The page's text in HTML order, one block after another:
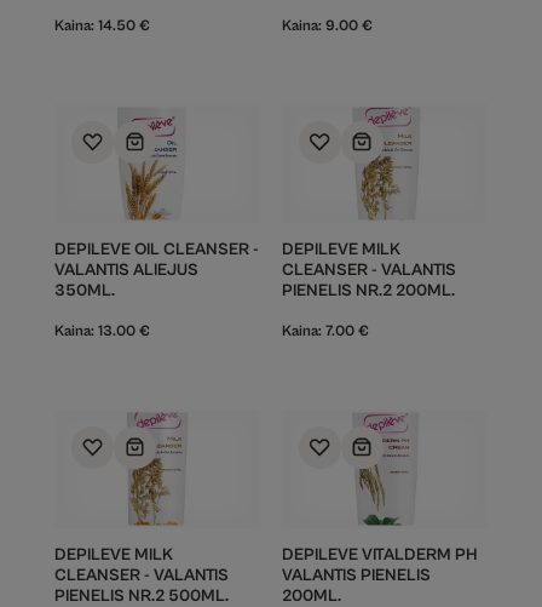
Kaina: 14.50 € Kaina: 9.00 €
DEPILEVE OIL CLEANSER -
VALANTIS ALIEJUS
350ML.
Kaina: 13.00 €
DEPILEVE MILK
CLEANSER - VALANTIS
PIENELIS NR.2 200ML.
Kaina: 7.00 €
DEPILEVE MILK
CLEANSER - VALANTIS
PIENELIS NR.2 500ML.
DEPILEVE VITALDERM PH
VALANTIS PIENELIS
200ML.